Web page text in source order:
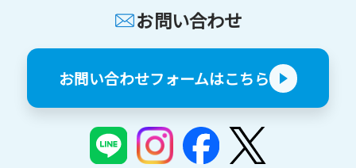
お問い合わせ
お問い合わせフォームはこちら